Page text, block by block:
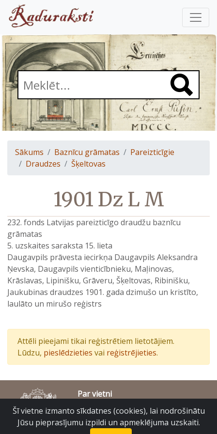
Sākums Baznīcu grāmatas
Pareizticīgie
Draudzes
Šķeltovas
1901 Dz L M
232. fonds Latvijas pareizticīgo draudžu baznīcu
grāmatas
5. uzskaites saraksta 15. lieta
Daugavpils prāvesta iecirkņa Daugavpils Aleksandra
Ņevska, Daugavpils vienticībnieku, Maļinovas,
Krāslavas, Lipinišku, Grāveru, Šķeltovas, Ribinišku,
Jaukubinas draudzes 1901. gada dzimušo un kristīto,
laulāto un mirušo reģistrs
Attēli pieejami tikai reģistrētiem lietotājiem.
Lūdzu, pieslēdzieties vai reģistrējieties.
Par vietni
Piekļūstamības paziņojums
© Latvijas Valsts vēstures arhīvs 2007-2026
Slokas iela 16, Rīga, LV – 1048
Šī vietne izmanto sīkdatnes (cookies), lai nodrošinātu
Jūsu pieprasījumu izpildi un apmeklējuma uzskaiti.